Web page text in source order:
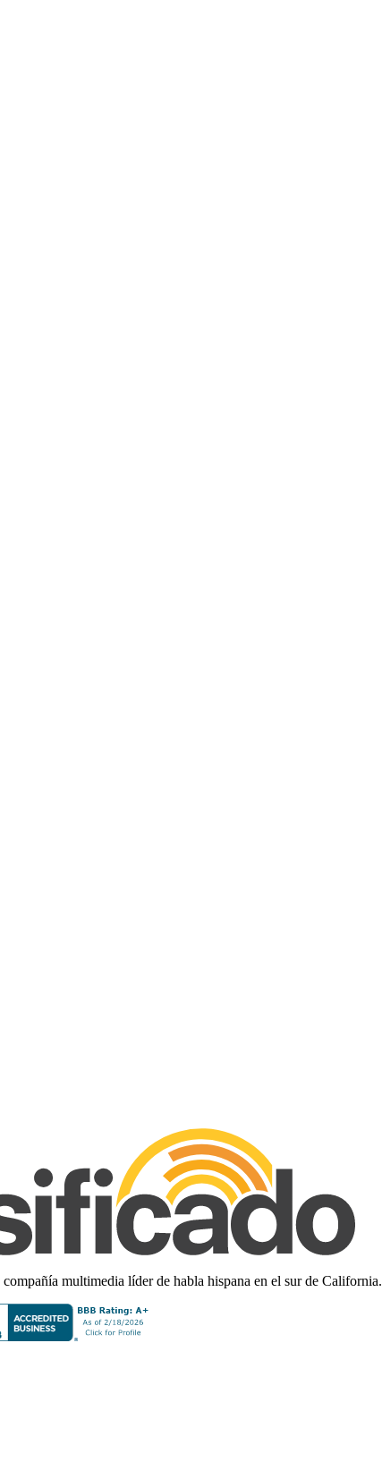
multimedia líder de habla hispana en el sur de California.